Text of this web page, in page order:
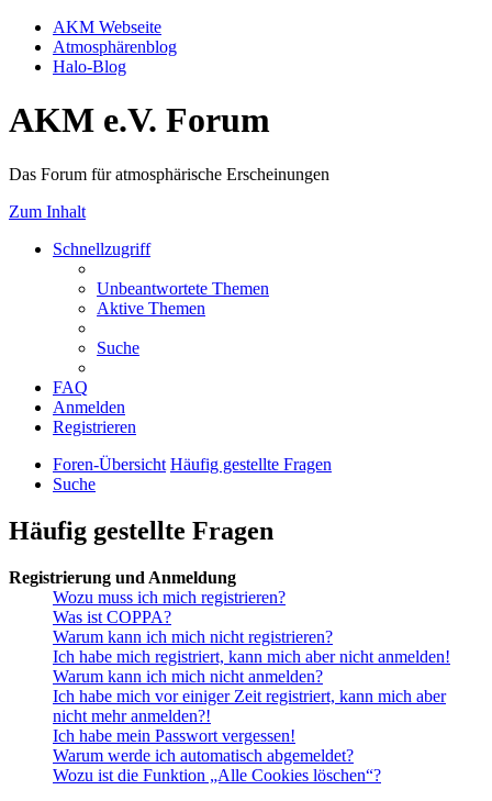
AKM Webseite
Atmosphärenblog
Halo-Blog
AKM e.V. Forum
Das Forum für atmosphärische Erscheinungen
Zum Inhalt
Schnellzugriff
Unbeantwortete Themen
Aktive Themen
Suche
FAQ
Anmelden
Registrieren
Foren-Übersicht Häufig gestellte Fragen
Suche
Häufig gestellte Fragen
Registrierung und Anmeldung
Wozu muss ich mich registrieren?
Was ist COPPA?
Warum kann ich mich nicht registrieren?
Ich habe mich registriert, kann mich aber nicht anmelden!
Warum kann ich mich nicht anmelden?
Ich habe mich vor einiger Zeit registriert, kann mich aber
nicht mehr anmelden?!
Ich habe mein Passwort vergessen!
Warum werde ich automatisch abgemeldet?
Wozu ist die Funktion „Alle Cookies löschen“?